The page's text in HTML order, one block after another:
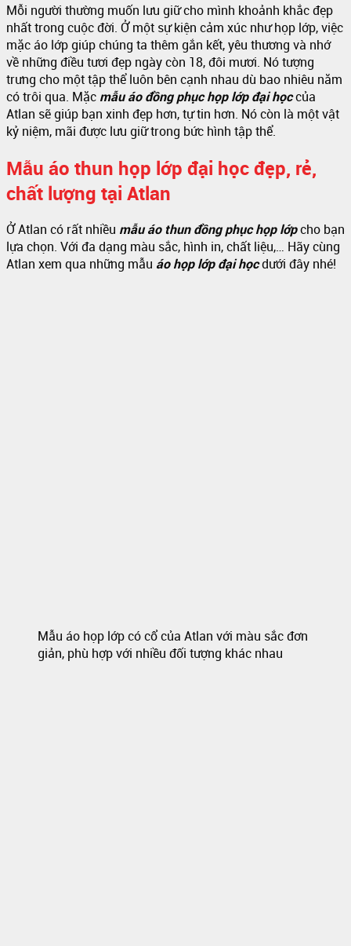
Mỗi người thường muốn lưu giữ cho mình khoảnh khắc đẹp
nhất trong cuộc đời. Ở một sự kiện cảm xúc như họp lớp, việc
mặc áo lớp giúp chúng ta thêm gắn kết, yêu thương và nhớ
về những điều tươi đẹp ngày còn 18, đôi mươi. Nó tượng
trưng cho một tập thể luôn bên cạnh nhau dù bao nhiêu năm
có trôi qua. Mặc mẫu áo đồng phục họp lớp đại họccủa
Atlan sẽ giúp bạn xinh đẹp hơn, tự tin hơn. Nó còn là một vật
kỷ niệm, mãi được lưu giữ trong bức hình tập thể.
Mẫu áo thun họp lớp đại học đẹp, rẻ,
chất lượng tại Atlan
Ở Atlan có rất nhiều mẫu áo thun đồng phục họp lớpcho bạn
lựa chọn. Với đa dạng màu sắc, hình in, chất liệu,… Hãy cùng
Atlan xem qua những mẫu áo họp lớp đại họcdưới đây nhé!
Mẫu áo họp lớp có cổ của Atlan với màu sắc đơn
giản, phù hợp với nhiều đối tượng khác nhau